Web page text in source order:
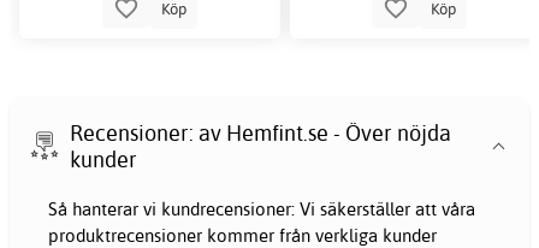
Köp Köp
Recensioner: av Hemfint.se - Över nöjda
kunder
Så hanterar vi kundrecensioner: Vi säkerställer att våra
produktrecensioner kommer från verkliga kunder